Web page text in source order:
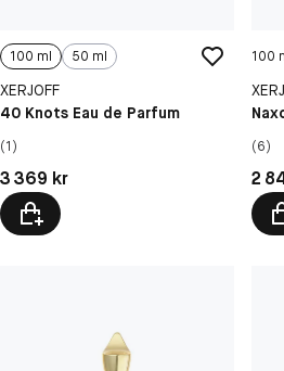
100 ml 50 ml
XERJOFF
40 Knots Eau de Parfum
(1)
Pris: 3 369 kr
3 369 kr
100
(6)
2